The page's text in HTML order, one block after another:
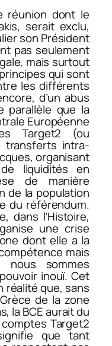
réunion dont le
serait exclu,
son Président
pas seulement
mais surtout
qui sont
les différents
d’un abus
parallèle que la
Européenne
Target2 (ou
transferts intra-
organisant
liquidités en
de manière
de la population
du référendum.
dans l’Histoire,
une crise
dont elle a la
mais
nous sommes
inouï. Cet
réalité que, sans
de la zone
la BCE aurait du
Target2
que tant